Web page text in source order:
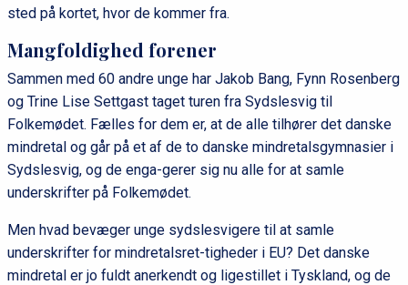
sted på kortet, hvor de kommer fra.
Mangfoldighed forener
Sammen med 60 andre unge har Jakob Bang, Fynn Rosenberg
og Trine Lise Settgast taget turen fra Sydslesvig til
Folkemødet. Fælles for dem er, at de alle tilhører det danske
mindretal og går på et af de to danske mindretalsgymnasier i
Sydslesvig, og de enga-gerer sig nu alle for at samle
underskrifter på Folkemødet.
Men hvad bevæger unge sydslesvigere til at samle
underskrifter for mindretalsret-tigheder i EU? Det danske
mindretal er jo fuldt anerkendt og ligestillet i Tyskland, og de